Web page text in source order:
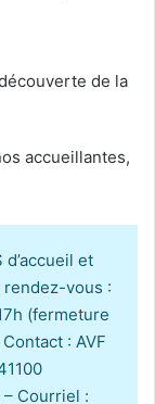
de la
accueillantes,
d’accueil et
vous :
(fermeture
: AVF
– Courriel :